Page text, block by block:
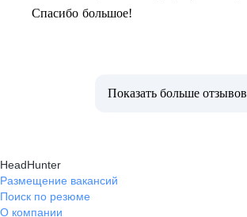
Спасибо большое!
Показать больше отзывов
HeadHunter
Размещение вакансий
Поиск по резюме
О компании